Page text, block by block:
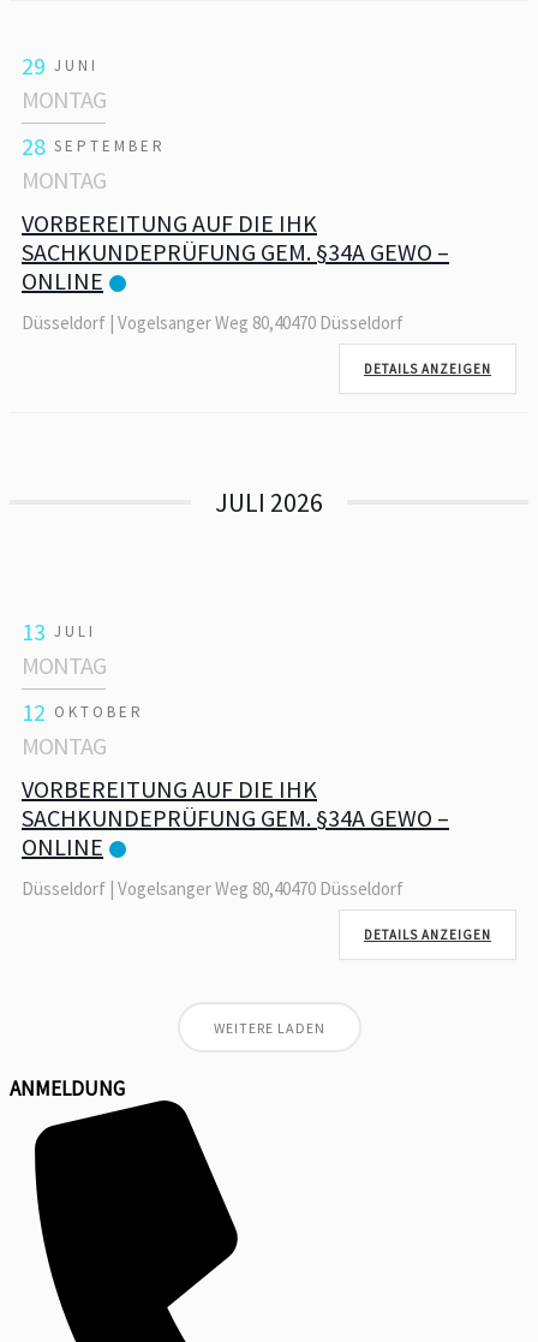
29 JUNI
MONTAG
28 SEPTEMBER
MONTAG
VORBEREITUNG AUF DIE IHK
SACHKUNDEPRÜFUNG GEM. §34A GEWO –
ONLINE
Düsseldorf | Vogelsanger Weg 80,40470 Düsseldorf
DETAILS ANZEIGEN
JULI 2026
13 JULI
MONTAG
12 OKTOBER
MONTAG
VORBEREITUNG AUF DIE IHK
SACHKUNDEPRÜFUNG GEM. §34A GEWO –
ONLINE
Düsseldorf | Vogelsanger Weg 80,40470 Düsseldorf
DETAILS ANZEIGEN
WEITERE LADEN
ANMELDUNG